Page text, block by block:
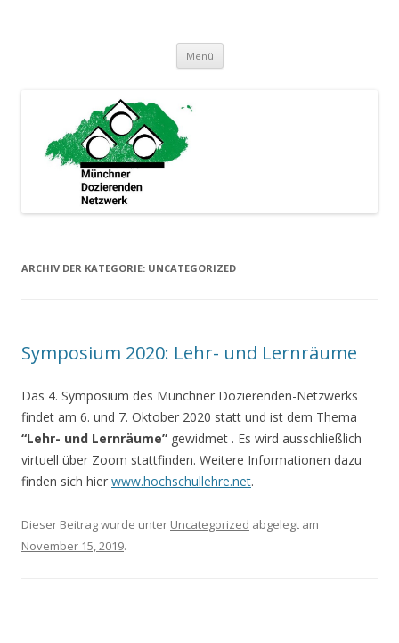
Menü Springe
Inhalt
ARCHIV DER KATEGORIE: UNCATEGORIZED
Symposium 2020: Lehr- und Lernräume
Das 4. Symposium des Münchner Dozierenden-Netzwerks
findet am 6. und 7. Oktober 2020 statt und ist dem Thema
“Lehr- und Lernräume” gewidmet . Es wird ausschließlich
virtuell über Zoom stattfinden. Weitere Informationen dazu
finden sich hier www.hochschullehre.net.
Dieser Beitrag wurde unter Uncategorized abgelegt am
November 15, 2019.